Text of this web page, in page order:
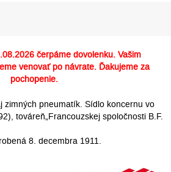
čerpáme dovolenku. Vašim
venovať po návrate. Ďakujeme za
pochopenie.
zimných pneumatík. Sídlo koncernu vo
továreň„Francouzskej spoločnosti B.F.
8. decembra 1911.